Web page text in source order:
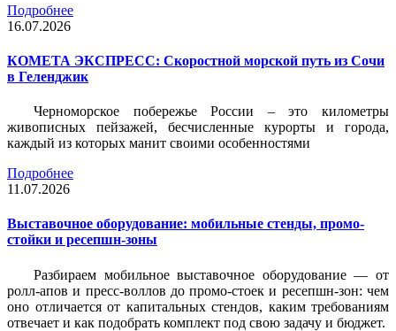
Подробнее
16.07.2026
КОМЕТА ЭКСПРЕСС: Скоростной морской путь из Сочи
в Геленджик
Черноморское побережье России – это километры
живописных пейзажей, бесчисленные курорты и города,
каждый из которых манит своими особенностями
Подробнее
11.07.2026
Выставочное оборудование: мобильные стенды, промо-
стойки и ресепшн-зоны
Разбираем мобильное выставочное оборудование — от
ролл-апов и пресс-воллов до промо-стоек и ресепшн-зон: чем
оно отличается от капитальных стендов, каким требованиям
отвечает и как подобрать комплект под свою задачу и бюджет.